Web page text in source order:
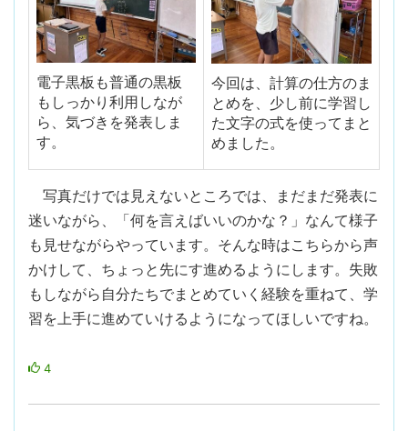
電子黒板も普通の黒板
もしっかり利用しなが
ら、気づきを発表しま
す。
今回は、計算の仕方のま
とめを、少し前に学習し
た文字の式を使ってまと
めました。
写真だけでは見えないところでは、まだまだ発表に
迷いながら、「何を言えばいいのかな？」なんて様子
も見せながらやっています。そんな時はこちらから声
かけして、ちょっと先にす進めるようにします。失敗
もしながら自分たちでまとめていく経験を重ねて、学
習を上手に進めていけるようになってほしいですね。
4